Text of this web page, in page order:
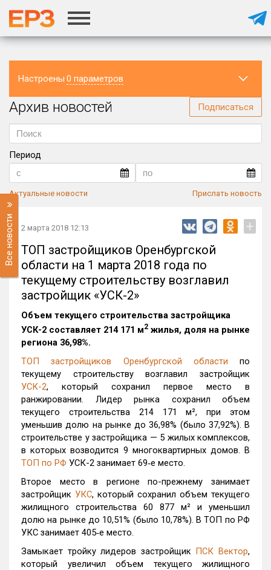
Настроены 0 параметров
Регион
Архив новостей Подписаться
Период
Актуальные новости Прислать новость
Все новости 2 марта 2018 12:13 +
ТОП застройщиков Оренбургской
области на 1 марта 2018 года по
текущему строительству возглавил
застройщик «УСК-2»
Объем текущего строительства застройщика
УСК-2 составляет 214 171 м2 жилья, доля на рынке
региона 36,98%.
ТОП застройщиков Оренбургской области по
текущему строительству возглавил застройщик
УСК-2, который сохранил первое место в
ранжировании. Лидер рынка сохранил объем
текущего строительства 214 171 м², при этом
уменьшив долю на рынке до 36,98% (было 37,92%). В
строительстве у застройщика — 5 жилых комплексов,
в которых возводится 9 многоквартирных домов. В
ТОП по РФ УСК-2 занимает 69‑е место.
Второе место в регионе по-прежнему занимает
застройщик УКС, который сохранил объем текущего
жилищного строительства 60 877 м² и уменьшил
долю на рынке до 10,51% (было 10,78%). В ТОП по РФ
УКС занимает 405‑е место.
Замыкает тройку лидеров застройщик ПСК Вектор,
который увеличил объем текущего жилищного